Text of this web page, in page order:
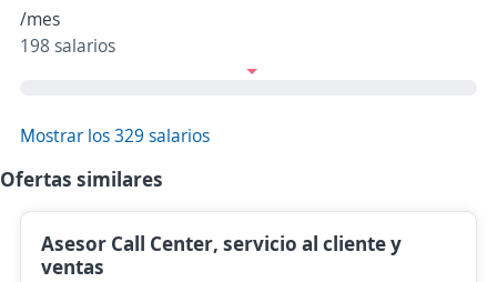
/mes
198 salarios
Mostrar los 329 salarios
Ofertas similares
Asesor Call Center, servicio al cliente y
ventas